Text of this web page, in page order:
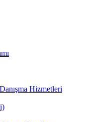
Hizmetleri